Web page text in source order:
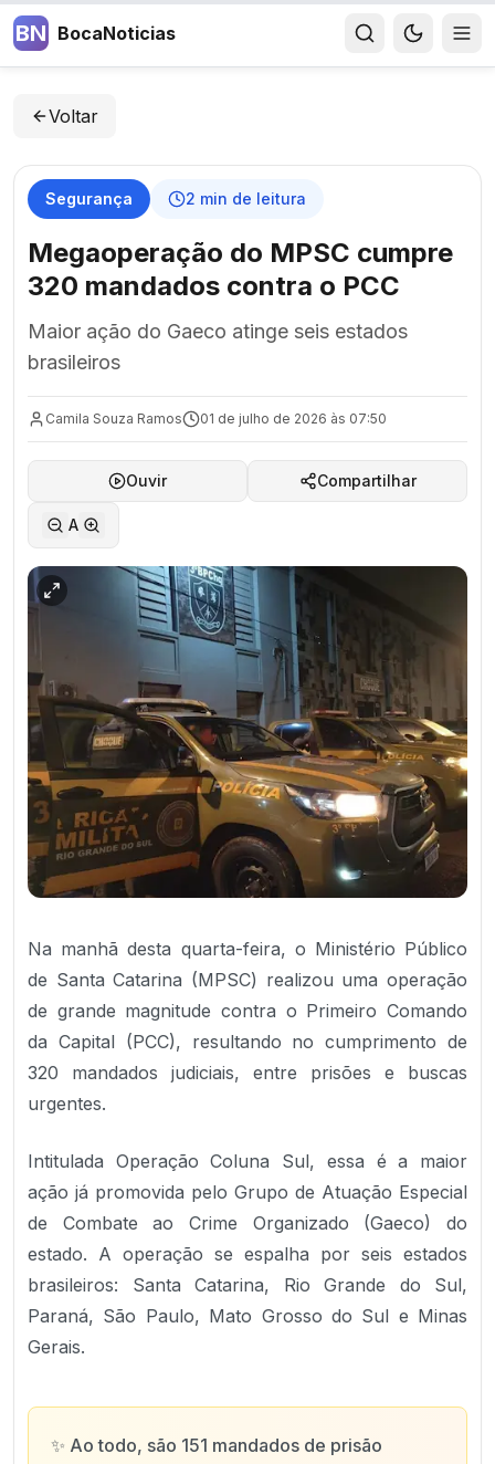
BN BocaNoticias
Voltar
Segurança 2 min de leitura
Megaoperação do MPSC cumpre
320 mandados contra o PCC
Maior ação do Gaeco atinge seis estados
brasileiros
Camila Souza Ramos 01 de julho de 2026 às 07:50
Ouvir Compartilhar
A
Na manhã desta quarta-feira, o Ministério Público
de Santa Catarina (MPSC) realizou uma operação
de grande magnitude contra o Primeiro Comando
da Capital (PCC), resultando no cumprimento de
320 mandados judiciais, entre prisões e buscas
urgentes.
Intitulada Operação Coluna Sul, essa é a maior
ação já promovida pelo Grupo de Atuação Especial
de Combate ao Crime Organizado (Gaeco) do
estado. A operação se espalha por seis estados
brasileiros: Santa Catarina, Rio Grande do Sul,
Paraná, São Paulo, Mato Grosso do Sul e Minas
Gerais.
✨ Ao todo, são 151 mandados de prisão